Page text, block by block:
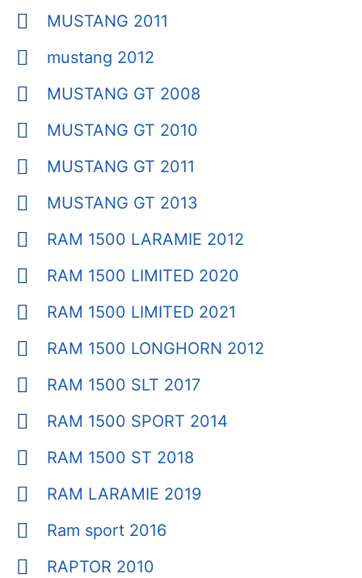
MUSTANG 2011
mustang 2012
MUSTANG GT 2008
MUSTANG GT 2010
MUSTANG GT 2011
MUSTANG GT 2013
RAM 1500 LARAMIE 2012
RAM 1500 LIMITED 2020
RAM 1500 LIMITED 2021
RAM 1500 LONGHORN 2012
RAM 1500 SLT 2017
RAM 1500 SPORT 2014
RAM 1500 ST 2018
RAM LARAMIE 2019
Ram sport 2016
RAPTOR 2010